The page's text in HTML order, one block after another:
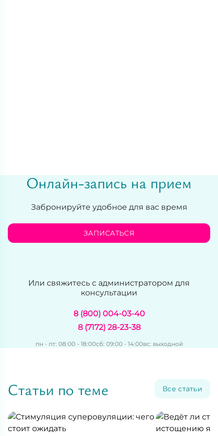
СТАЖ 10 ЛЕТ
Онлайн-запись на прием
Забронируйте удобное для вас время
ЗАПИСАТЬСЯ
Или свяжитесь с администратором для
консультации
8 (800) 004-03-40
8 (7172) 28-23-38
пн - пт: 08:00 - 18:00сб: 09:00 - 14:00вс: выходной
Статьи по теме Все статьи